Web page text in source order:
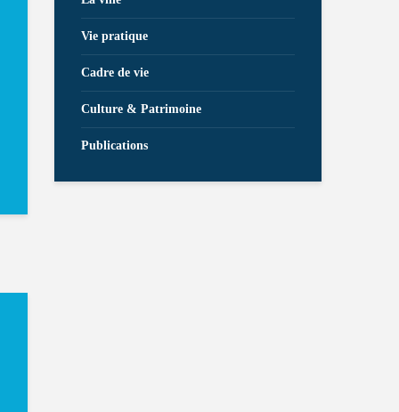
Vie pratique
Cadre de vie
Culture & Patrimoine
Publications